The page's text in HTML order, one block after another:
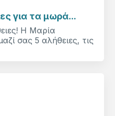
για τα μωρά...
Η Μαρία
σας 5 αλήθειες, τις